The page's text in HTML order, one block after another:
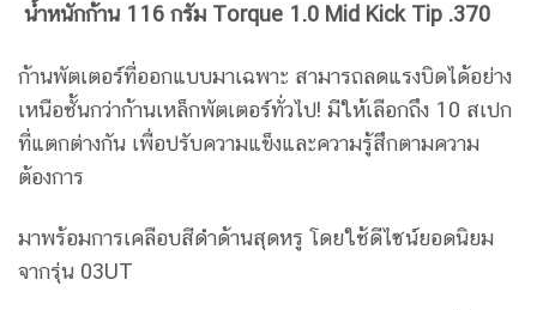
น้ำหนักก้าน 116 กรัม Torque 1.0 Mid Kick Tip .370
ก้านพัตเตอร์ที่ออกแบบมาเฉพาะ สามารถลดแรงบิดได้อย่าง
เหนือชั้นกว่าก้านเหล็กพัตเตอร์ทั่วไป! มีให้เลือกถึง 10 สเปก
ที่แตกต่างกัน เพื่อปรับความแข็งและความรู้สึกตามความ
ต้องการ
มาพร้อมการเคลือบสีดำด้านสุดหรู โดยใช้ดีไซน์ยอดนิยม
จากรุ่น 03UT